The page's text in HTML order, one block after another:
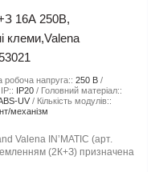
16А 250В,
клеми,Valena
робоча напруга:: 250 В
IP20
Головний матеріал::
UV
Кількість модулів::
механізм
Valena IN’MATIC (арт.
(2К+З) призначена